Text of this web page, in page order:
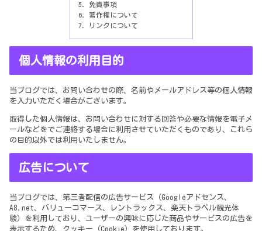
免責事項
著作権について
リンクについて
個人情報の利用目的
当ブログでは、お問い合わせの際、名前やメールアドレス等の個人情報
を入力いただく場合がございます。
取得した個人情報は、お問い合わせに対する回答や必要な情報を電子メ
ールなどをでご連絡する場合に利用させていただくものであり、これら
の目的以外では利用いたしません。
広告について
当ブログでは、第三者配信の広告サービス（Googleアドセンス、
A8.net、バリューコマース、レントラックス、楽天トラベル観光体
験）を利用しており、ユーザーの興味に応じた商品やサービスの広告を
表示するため、クッキー（Cookie）を使用しております。